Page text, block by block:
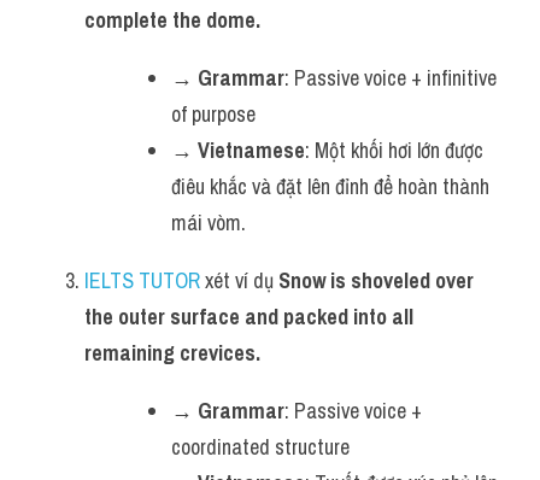
complete the dome.
→ Grammar: Passive voice + infinitive
of purpose
→ Vietnamese: Một khối hơi lớn được
điêu khắc và đặt lên đỉnh để hoàn thành
mái vòm.
IELTS TUTOR xét ví dụ Snow is shoveled over
the outer surface and packed into all
remaining crevices.
→ Grammar: Passive voice +
coordinated structure